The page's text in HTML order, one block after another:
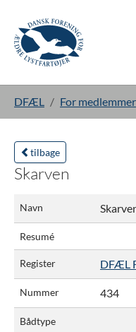
DFÆL For medlemmer
tilbage
Skarven
Navn
Resumé
Register DFÆL
Nummer 434
Bådtype